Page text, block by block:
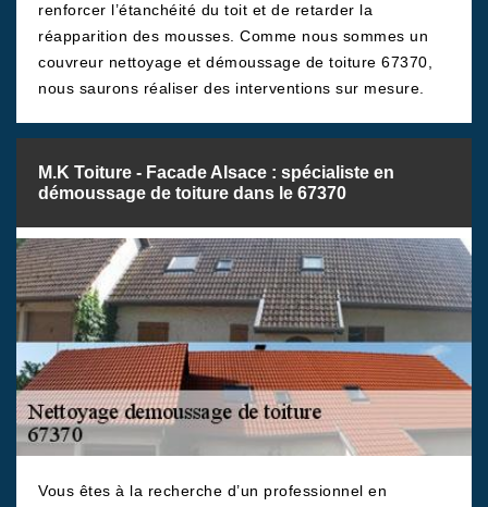
renforcer l’étanchéité du toit et de retarder la
réapparition des mousses. Comme nous sommes un
couvreur nettoyage et démoussage de toiture 67370,
nous saurons réaliser des interventions sur mesure.
M.K Toiture - Facade Alsace : spécialiste en
démoussage de toiture dans le 67370
Vous êtes à la recherche d’un professionnel en